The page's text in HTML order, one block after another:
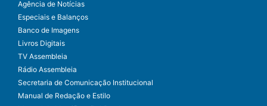
Agência de Notícias
Especiais e Balanços
Banco de Imagens
Livros Digitais
TV Assembleia
Rádio Assembleia
Secretaria de Comunicação Institucional
Manual de Redação e Estilo